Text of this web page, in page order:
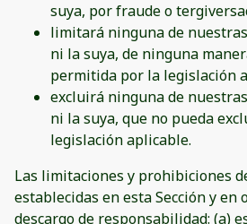
suya, por fraude o
limitará ninguna de
ni la suya, de ninguna
permitida por la legislación
excluirá ninguna de
ni la suya, que no pueda
legislación aplicable.
Las limitaciones y prohibiciones
establecidas en esta Sección y en
descargo de responsabilidad: (a)